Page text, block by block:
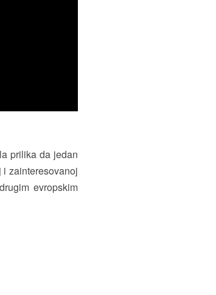
prilika da jedan
zainteresovanoj
evropskim